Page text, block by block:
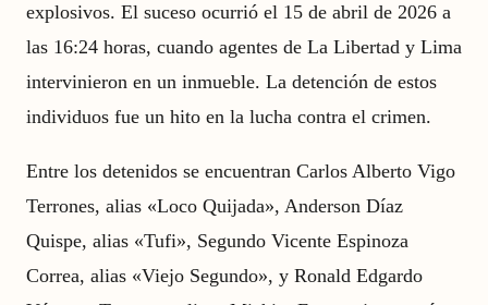
explosivos. El suceso ocurrió el 15 de abril de 2026 a
las 16:24 horas, cuando agentes de La Libertad y Lima
intervinieron en un inmueble. La detención de estos
individuos fue un hito en la lucha contra el crimen.
Entre los detenidos se encuentran Carlos Alberto Vigo
Terrones, alias «Loco Quijada», Anderson Díaz
Quispe, alias «Tufi», Segundo Vicente Espinoza
Correa, alias «Viejo Segundo», y Ronald Edgardo